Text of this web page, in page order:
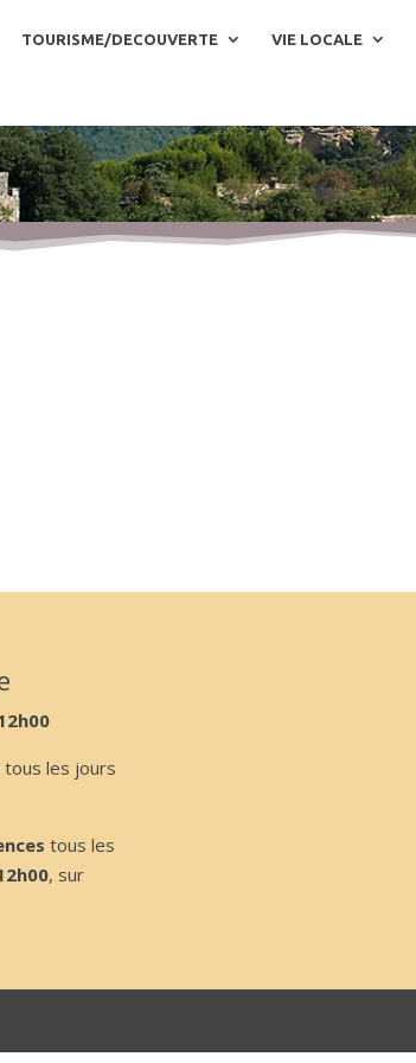
TOURISME/DECOUVERTE VIE LOCALE
tous les jours
tous les
, sur